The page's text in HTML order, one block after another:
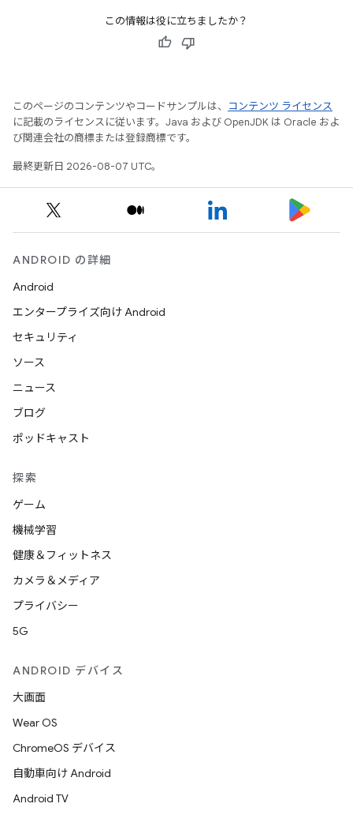
この情報は役に立ちましたか？
このページのコンテンツやコードサンプルは、
コンテンツ ライセンス
に記載のライセンスに従います。Java および OpenJDK は Oracle およ
び関連会社の商標または登録商標です。
最終更新日 2026-08-07 UTC。
ANDROID の詳細
Android
エンタープライズ向け Android
セキュリティ
ソース
ニュース
ブログ
ポッドキャスト
探索
ゲーム
機械学習
健康＆フィットネス
カメラ＆メディア
プライバシー
5G
ANDROID デバイス
大画面
Wear OS
ChromeOS デバイス
自動車向け Android
Android TV